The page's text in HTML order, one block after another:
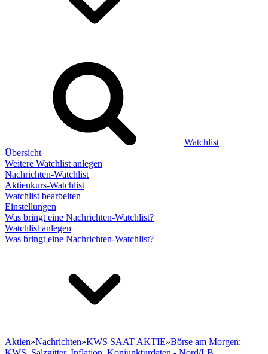
Watchlist
Übersicht
Weitere Watchlist anlegen
Nachrichten-Watchlist
Aktienkurs-Watchlist
Watchlist bearbeiten
Einstellungen
Was bringt eine Nachrichten-Watchlist?
Watchlist anlegen
Was bringt eine Nachrichten-Watchlist?
Aktien»Nachrichten»KWS SAAT AKTIE»Börse am Morgen: